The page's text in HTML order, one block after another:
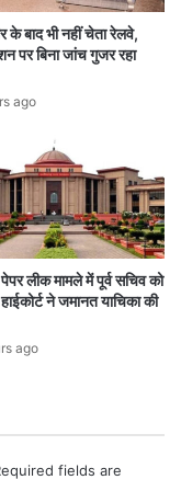
के बाद भी नहीं चेता रेलवे,
पर बिना जांच गुजर रहा
ago
लीक मामले में पूर्व सचिव को
ने जमानत याचिका की
ago
fields are